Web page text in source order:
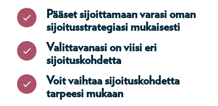
Pääset sijoittamaan varasi oman
sijoitusstrategiasi mukaisesti
Valittavanasi on viisi eri
sijoituskohdetta
Voit vaihtaa sijoituskohdetta
tarpeesi mukaan